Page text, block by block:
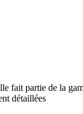
fait partie de la
détaillées